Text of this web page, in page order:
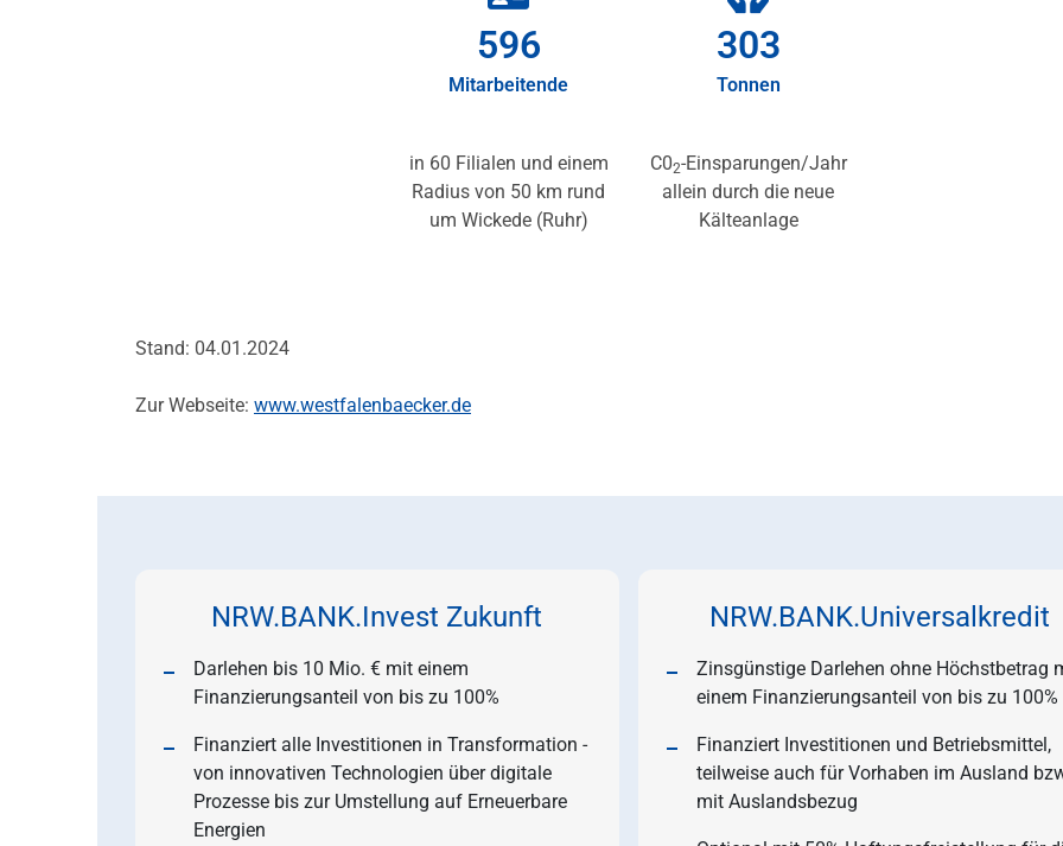
600
Mitarbeitende
in 60 Filialen und einem
Radius von 50 km rund
um Wickede (Ruhr)
305
Tonnen
C02-Einsparungen/Jahr
allein durch die neue
Kälteanlage
Stand: 04.01.2024
Zur Webseite: www.westfalenbaecker.de
NRW.BANK.Invest Zukunft
Darlehen bis 10 Mio. € mit einem
Finanzierungsanteil von bis zu 100%
Finanziert alle Investitionen in Transformation -
von innovativen Technologien über digitale
Prozesse bis zur Umstellung auf Erneuerbare
Energien
NRW.BANK.Universalkredit
Zinsgünstige Darlehen ohne Höchstbetrag
einem Finanzierungsanteil von bis zu 100%
Finanziert Investitionen und Betriebsmittel,
teilweise auch für Vorhaben im Ausland
mit Auslandsbezug